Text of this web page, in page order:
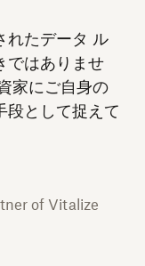
れたデータ ル
ではありませ
家にご自身の
段として捉えて
of Vitalize